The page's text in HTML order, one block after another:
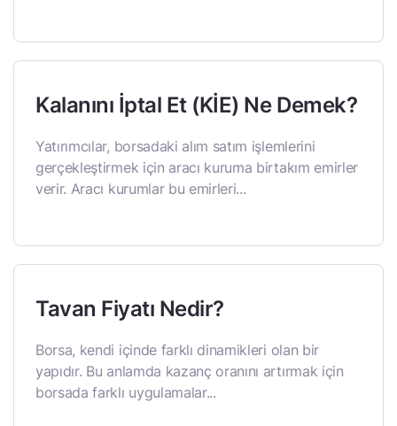
Kalanını İptal Et (KİE) Ne Demek?
Yatırımcılar, borsadaki alım satım işlemlerini
gerçekleştirmek için aracı kuruma birtakım emirler
verir. Aracı kurumlar bu emirleri...
Tavan Fiyatı Nedir?
Borsa, kendi içinde farklı dinamikleri olan bir
yapıdır. Bu anlamda kazanç oranını artırmak için
borsada farklı uygulamalar...